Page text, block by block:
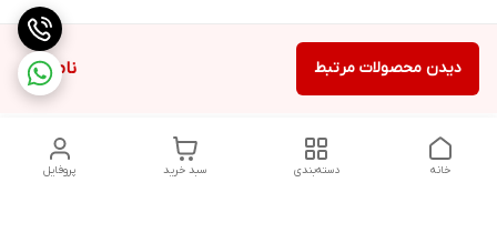
ناموجود دیدن محصولات مرتبط
پروفایل سبد خرید دسته‌بندی خانه